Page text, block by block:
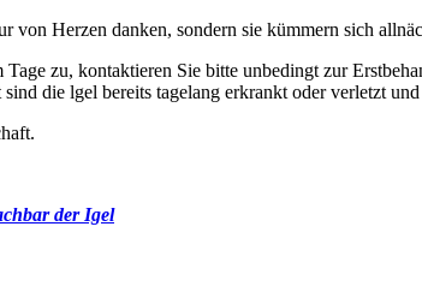
Herzen danken, sondern sie kümmern sich
zu, kontaktieren Sie bitte unbedingt zur
die lgel bereits tagelang erkrankt oder verletzt
der Igel